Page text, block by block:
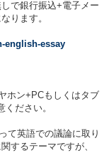
で銀行振込+電子メー
ります。
english-essay
ホン+PCもしくはタブ
ださい。
て英語での議論に取り
するテーマですが、